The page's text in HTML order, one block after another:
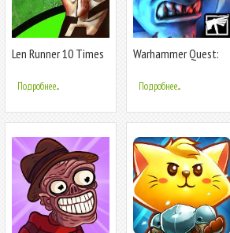
Len Runner 10 Times
Подробнее...
Warhammer Quest:
Подробнее...